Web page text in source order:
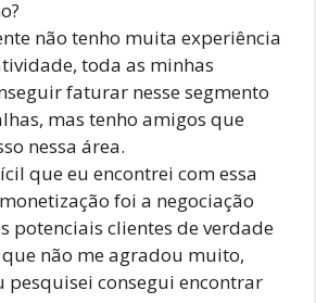
não tenho muita experiência
toda as minhas
faturar nesse segmento
mas tenho amigos que
nessa área.
que eu encontrei com essa
foi a negociação
potenciais clientes de verdade
não me agradou muito,
pesquisei consegui encontrar